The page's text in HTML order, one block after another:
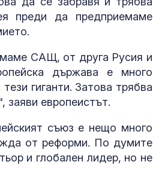
преди да предприемаме
САЩ, от друга Русия и
държава е много
гиганти. Затова трябва
заяви европеистът.
съюз е нещо много
от реформи. По думите
и глобален лидер, но не